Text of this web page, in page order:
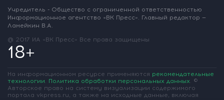
Учредитель - Общество с ограниченной ответственностью
Информационное агентство «ВК Пресс». Главный редактор —
Ламейкин В.А.
@ 2017 ИА «ВК Пресс» Все права защищены
18+
На информационном ресурсе применяются рекомендательные
технологии. Политика обработки персональных данных. ©
Авторское право на систему визуализации содержимого
портала vkpress.ru, а также на исходные данные, включая